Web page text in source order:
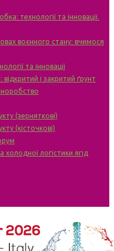
технології та інновації.
воєнного стану: вчимося
та інновації
і закритий ґрунт
(зерняткові)
(кісточкові)
логістики ягід